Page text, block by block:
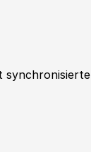
synchronisierte